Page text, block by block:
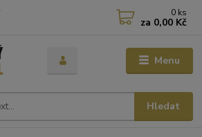
Menu
Hledat
0 ks
za 0,00 Kč